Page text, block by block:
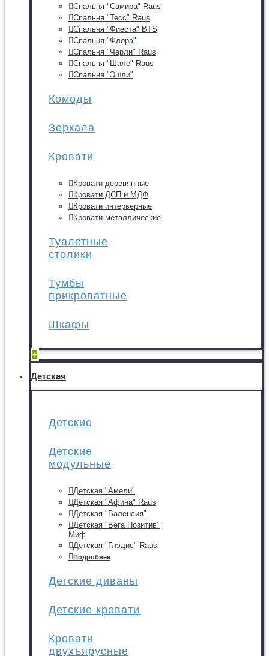
Спальня "Самира" Raus
Спальня "Тесс" Raus
Спальня "Фиеста" BTS
Спальня "Флора"
Спальня "Чарли" Raus
Спальня "Шале" Raus
Спальня "Эшли"
Комоды
Зеркала
Кровати
Кровати деревянные
Кровати ДСП и МДФ
Кровати интерьерные
Кровати металлические
Туалетные
столики
Тумбы
прикроватные
Шкафы
+
Детская
Детские
Детские
модульные
Детская "Амели"
Детская "Афина" Raus
Детская "Валенсия"
Детская "Вега Позитив"
Миф
Детская "Глэдис" Raus
Подробнее
Детские диваны
Детские кровати
Кровати
двухъярусные